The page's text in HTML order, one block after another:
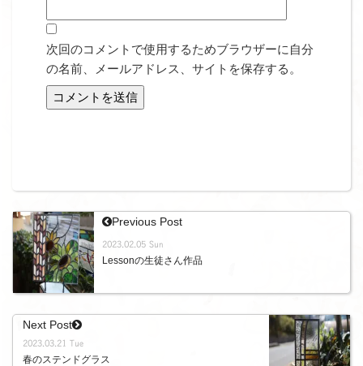
次回のコメントで使用するためブラウザーに自分
の名前、メールアドレス、サイトを保存する。
Previous Post
2023.02.05 Sun
Lessonの生徒さん作品
Next Post
2023.03.21 Tue
春のステンドグラス